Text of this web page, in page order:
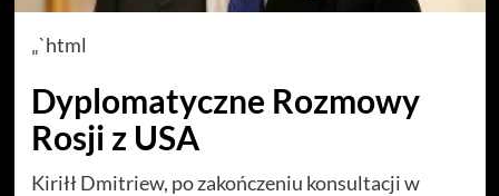
„`html
Dyplomatyczne Rozmowy
Rosji z USA
Kiriłł Dmitriew, po zakończeniu konsultacji w